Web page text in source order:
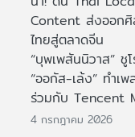
Content ส่งออก
ไทยสู่ตลาดจีน
“บุพเพสันนิวาส” ชู
“ออกัส-เล้ง” ทำเ
ร่วมกับ Tencent
4 กรกฎาคม 2026